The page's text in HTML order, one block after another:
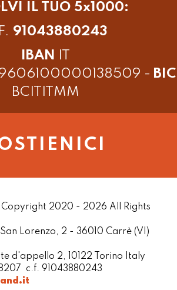
IL TUO 5x1000:
91043880243
IBAN
- BIC
BCITITMM
2020 - 2026 All Rights
Lorenzo, 2 - 36010 Carrè (VI)
d'appello 2, 10122 Torino Italy
c.f. 91043880243